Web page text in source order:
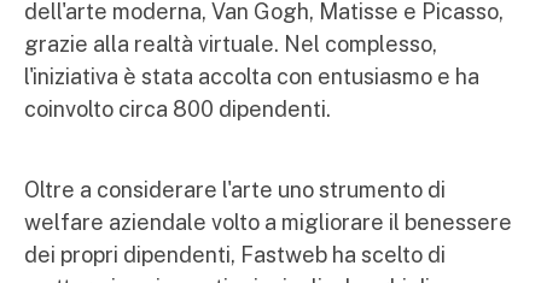
dell'arte moderna, Van Gogh, Matisse e Picasso,
grazie alla realtà virtuale. Nel complesso,
l'iniziativa è stata accolta con entusiasmo e ha
coinvolto circa 800 dipendenti.
Oltre a considerare l'arte uno strumento di
welfare aziendale volto a migliorare il benessere
dei propri dipendenti, Fastweb ha scelto di